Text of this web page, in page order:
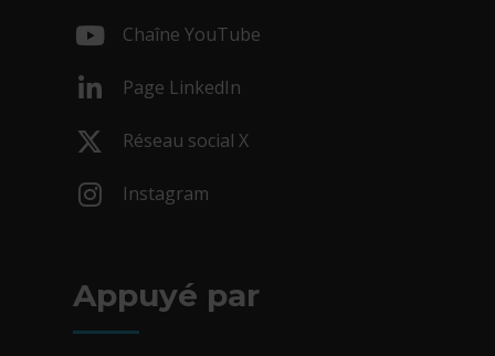
Chaîne YouTube
Page LinkedIn
Réseau social X
Instagram
Appuyé par